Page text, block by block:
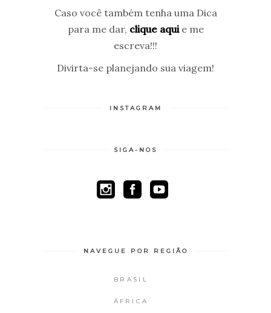
Caso você também tenha uma Dica
para me dar, clique aquie me
escreva!!!
Divirta-se planejando sua viagem!
INSTAGRAM
SIGA-NOS
NAVEGUE POR REGIÃO
BRASIL
ÁFRICA